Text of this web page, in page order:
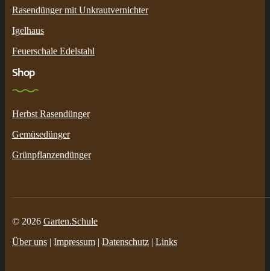
Rasendünger mit Unkrautvernichter
Igelhaus
Feuerschale Edelstahl
Shop
Herbst Rasendünger
Gemüsedünger
Grünpflanzendünger
© 2026 Garten.Schule
Über uns | Impressum | Datenschutz | Links